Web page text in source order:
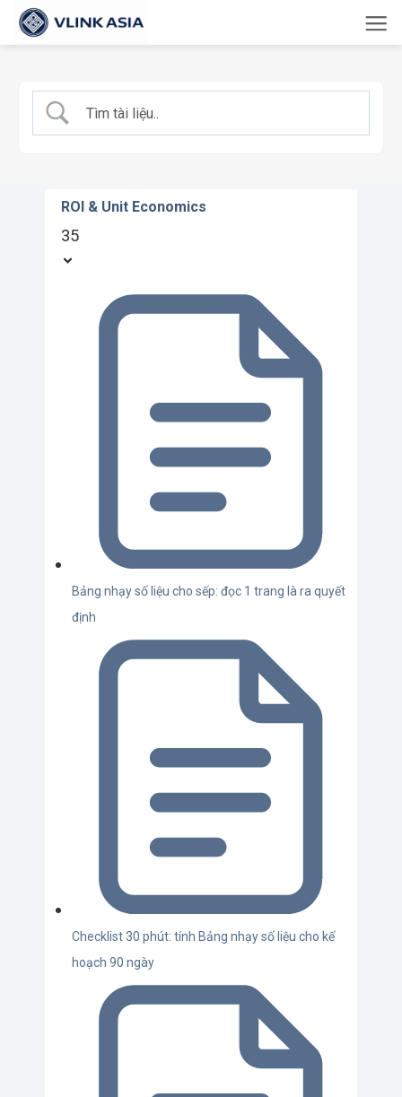
qua
dung
ROI & Unit Economics
35
Bảng nhạy số liệu cho sếp: đọc 1 trang là ra quyết
định
Checklist 30 phút: tính Bảng nhạy số liệu cho kế
hoạch 90 ngày